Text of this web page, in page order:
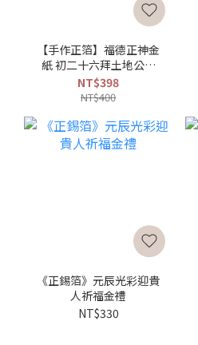
【手作正箔】福德正神金
紙 初二十六拜土地公金
紙
NT$398
NT$400
《正錫箔》元辰光彩迎貴
人祈福金禮
NT$330